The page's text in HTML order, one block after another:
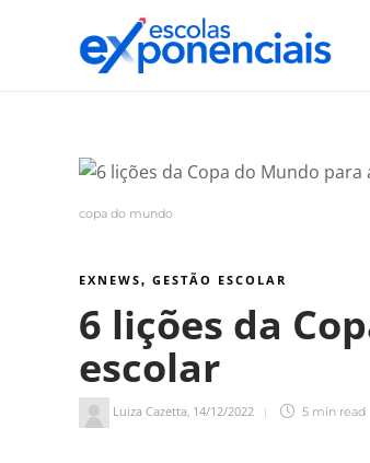
copa do mundo
EXNEWS, GESTÃO ESCOLAR
6 lições da
escolar
Luiza Cazetta, 14/12/2022 5 min read